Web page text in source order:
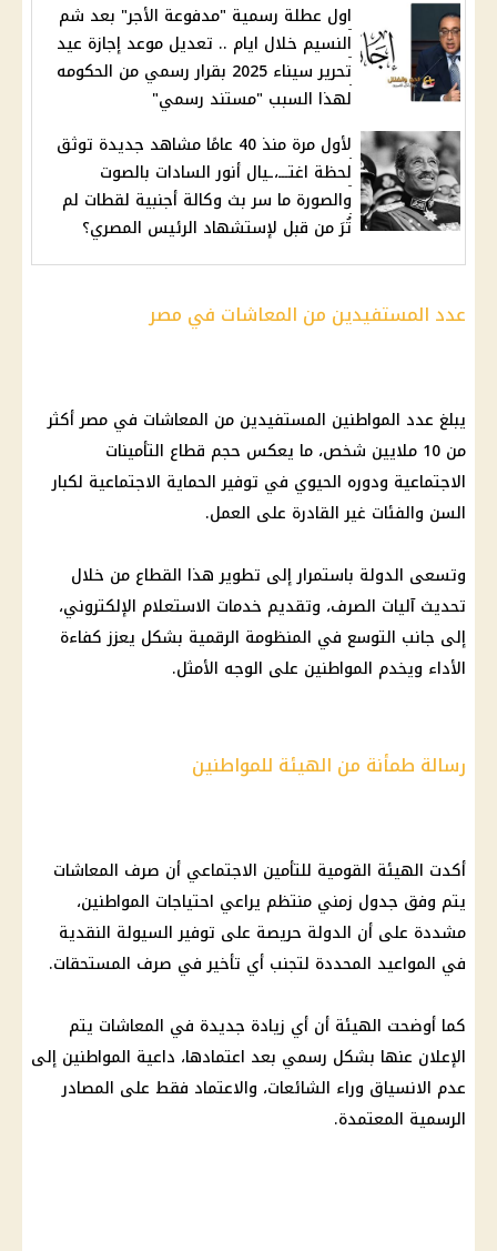
اول عطلة رسمية "مدفوعة الأجر" بعد شم
النسيم خلال ايام .. تعديل موعد إجازة عيد
تحرير سيناء 2025 بقرار رسمي من الحكومه
لهذا السبب "مستند رسمي"
لأول مرة منذ 40 عامًا مشاهد جديدة توثق
لحظة اغتـــ،ـيال أنور السادات بالصوت
والصورة ما سر بث وكالة أجنبية لقطات لم
تُرَ من قبل لإستشهاد الرئيس المصري؟
عدد المستفيدين من المعاشات في مصر
يبلغ عدد المواطنين المستفيدين من المعاشات في مصر أكثر
من 10 ملايين شخص، ما يعكس حجم قطاع التأمينات
الاجتماعية ودوره الحيوي في توفير الحماية الاجتماعية لكبار
السن والفئات غير القادرة على العمل.
وتسعى الدولة باستمرار إلى تطوير هذا القطاع من خلال
تحديث آليات الصرف، وتقديم خدمات الاستعلام الإلكتروني،
إلى جانب التوسع في المنظومة الرقمية بشكل يعزز كفاءة
الأداء ويخدم المواطنين على الوجه الأمثل.
رسالة طمأنة من الهيئة للمواطنين
أكدت الهيئة القومية للتأمين الاجتماعي أن صرف المعاشات
يتم وفق جدول زمني منتظم يراعي احتياجات المواطنين،
مشددة على أن الدولة حريصة على توفير السيولة النقدية
في المواعيد المحددة لتجنب أي تأخير في صرف المستحقات.
كما أوضحت الهيئة أن أي زيادة جديدة في المعاشات يتم
الإعلان عنها بشكل رسمي بعد اعتمادها، داعية المواطنين إلى
عدم الانسياق وراء الشائعات، والاعتماد فقط على المصادر
الرسمية المعتمدة.